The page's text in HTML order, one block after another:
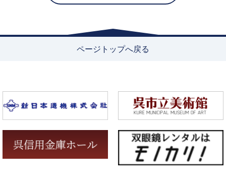
ページトップへ戻る